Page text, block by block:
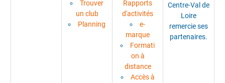
Trouver
un club
Planning
Rapports
d'activités
e-
marque
Formati
on à
distance
Accès à
Centre-Val de
Loire
remercie ses
partenaires.